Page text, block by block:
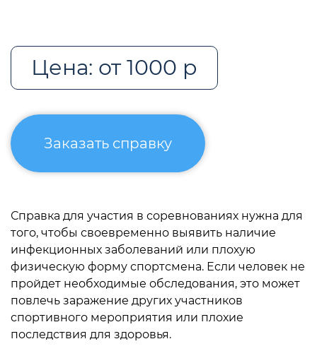
Цена: от 1000 р
Заказать справку
Справка для участия в соревнованиях нужна для
того, чтобы своевременно выявить наличие
инфекционных заболеваний или плохую
физическую форму спортсмена. Если человек не
пройдет необходимые обследования, это может
повлечь заражение других участников
спортивного мероприятия или плохие
последствия для здоровья.